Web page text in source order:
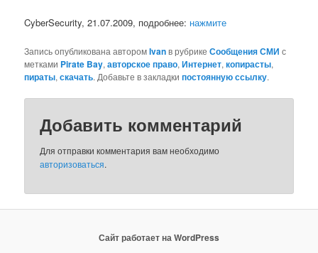
CyberSecurity, 21.07.2009, подробнее: нажмите
Запись опубликована авторомIvanв рубрикеСообщения СМИ с
метками Pirate Bay,авторское право,Интернет,копирасты,
пираты,скачать. Добавьте в закладкипостоянную ссылку.
Добавить комментарий
Для отправки комментария вам необходимо
авторизоваться.
Сайт работает на WordPress